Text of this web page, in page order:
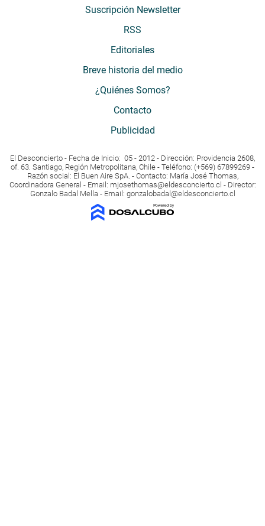
Suscripción Newsletter
RSS
Editoriales
Breve historia del medio
¿Quiénes Somos?
Contacto
Publicidad
El Desconcierto - Fecha de Inicio: 05 - 2012 - Dirección: Providencia 2608,
of. 63. Santiago, Región Metropolitana, Chile - Teléfono: (+569) 67899269 -
Razón social: El Buen Aire SpA. - Contacto: María José Thomas,
Coordinadora General - Email: mjosethomas@eldesconcierto.cl - Director:
Gonzalo Badal Mella - Email: gonzalobadal@eldesconcierto.cl